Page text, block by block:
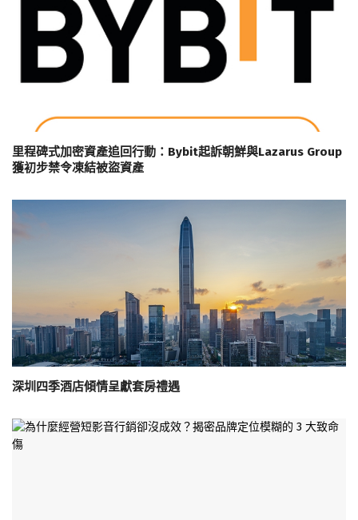
里程碑式加密資產追回行動：Bybit起訴朝鮮與Lazarus Group
獲初步禁令凍結被盜資產
深圳四季酒店傾情呈獻套房禮遇